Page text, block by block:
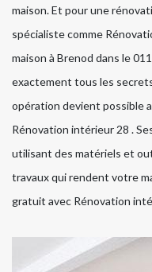
maison. Et pour une
spécialiste comme
maison à Brenod dans le
exactement tous les
opération devient possible
Rénovation intérieur 28 .
utilisant des matériels et
travaux qui rendent votre
gratuit avec Rénovation